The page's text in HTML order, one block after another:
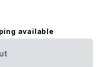
available